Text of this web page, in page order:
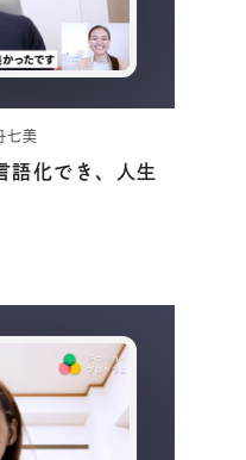
七美
語化でき、人生